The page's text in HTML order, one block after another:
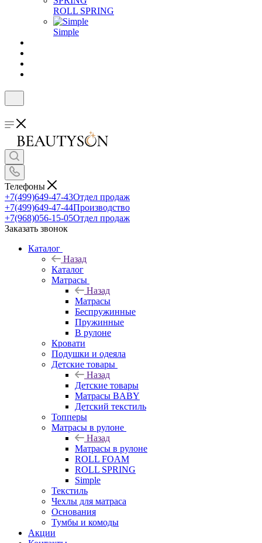
ROLL SPRING
Simple
Телефоны
+7(499)649-47-43Отдел продаж
+7(499)649-47-44Производство
+7(968)056-15-05Отдел продаж
Заказать звонок
Каталог
Назад
Каталог
Матрасы
Назад
Матрасы
Беспружинные
Пружинные
В рулоне
Кровати
Подушки и одеяла
Детские товары
Назад
Детские товары
Матрасы BABY
Детский текстиль
Топперы
Матрасы в рулоне
Назад
Матрасы в рулоне
ROLL FOAM
ROLL SPRING
Simple
Текстиль
Чехлы для матраса
Основания
Тумбы и комоды
Акции